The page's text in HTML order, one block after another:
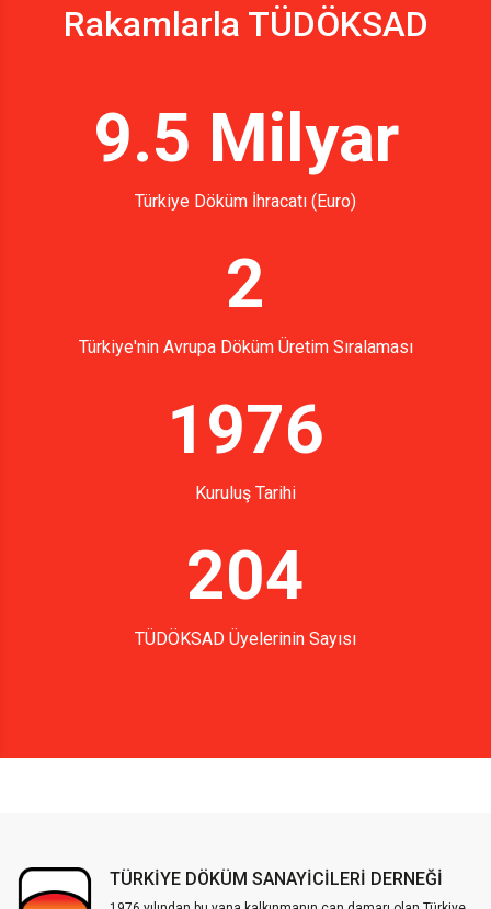
Rakamlarla TÜDÖKSAD
9.5 Milyar
Türkiye Döküm İhracatı (Euro)
2
Türkiye'nin Avrupa Döküm Üretim Sıralaması
1976
Kuruluş Tarihi
204
TÜDÖKSAD Üyelerinin Sayısı
TÜRKİYE DÖKÜM SANAYİCİLERİ DERNEĞİ